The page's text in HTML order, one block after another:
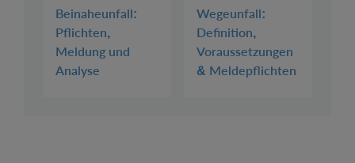
Beinaheunfall:
Pflichten,
Meldung und
Analyse
Wegeunfall:
Definition,
Voraussetzungen
& Meldepflichten